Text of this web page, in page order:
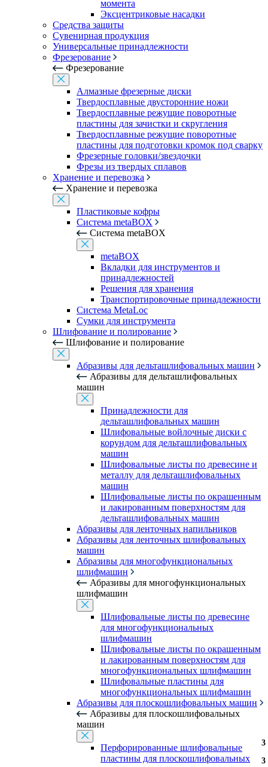
момента
Эксцентриковые насадки
Средства защиты
Сувенирная продукция
Универсальные принадлежности
Фрезерование
Фрезерование
Алмазные фрезерные диски
Твердосплавные двусторонние ножи
Твердосплавные режущие поворотные
пластины для зачистки и скругления
Твердосплавные режущие поворотные
пластины для подготовки кромок под сварку
Фрезерные головки/звездочки
Фрезы из твердых сплавов
Хранение и перевозка
Хранение и перевозка
Пластиковые кофры
Система metaBOX
Система metaBOX
metaBOX
Вкладки для инструментов и
принадлежностей
Решения для хранения
Транспортировочные принадлежности
Система MetaLoc
Сумки для инструмента
Шлифование и полирование
Шлифование и полирование
Абразивы для дельташлифовальных машин
Абразивы для дельташлифовальных
машин
Принадлежности для
дельташлифовальных машин
Шлифовальные войлочные диски с
корундом для дельташлифовальных
машин
Шлифовальные листы по древесине и
металлу для дельташлифовальных
машин
Шлифовальные листы по окрашенным
и лакированным поверхностям для
дельташлифовальных машин
Абразивы для ленточных напильников
Абразивы для ленточных шлифовальных
машин
Абразивы для многофункциональных
шлифмашин
Абразивы для многофункциональных
шлифмашин
Шлифовальные листы по древесине
для многофункциональных
шлифмашин
Шлифовальные листы по окрашенным
и лакированным поверхностям для
многофункциональных шлифмашин
Шлифовальные пластины для
многофункциональных шлифмашин
Абразивы для плоскошлифовальных машин
Абразивы для плоскошлифовальных
машин
Перфорированные шлифовальные
пластины для плоскошлифовальных
3
3
3
3
3
3